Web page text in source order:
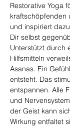
Restorative Yoga
kraftschöpfenden
und inspiriert
Dir selbst
Unterstützt durch
Hilfsmitteln
Asanas. Ein
entsteht. Das
entspannen. Alle
und
der Geist kann
Wirkung entfaltet